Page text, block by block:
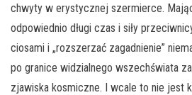
chwyty w erystycznej szermierce.
odpowiednio długi czas i siły
ciosami i „rozszerzać zagadnienie”
po granice widzialnego wszechświata
zjawiska kosmiczne. I wcale to nie jest